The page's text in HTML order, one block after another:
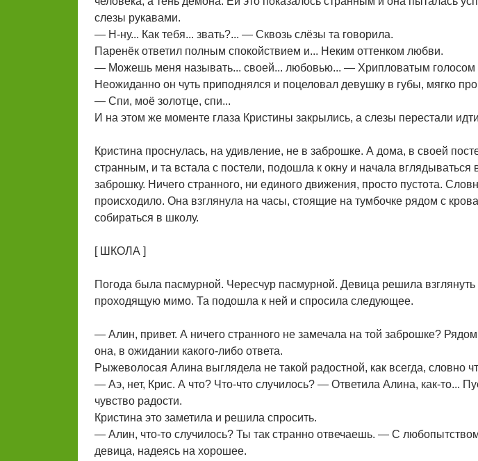
слезы рукавами.
— Н-ну... Как тебя... звать?... — Сквозь слёзы та говорила.
Паренёк ответил полным спокойствием и... Неким оттенком любви.
— Можешь меня называть... своей... любовью... — Хрипловатым голосом
Неожиданно он чуть приподнялся и поцеловал девушку в губы, мягко
— Спи, моё золотце, спи...
И на этом же моменте глаза Кристины закрылись, а слезы перестали
Кристина проснулась, на удивление, не в заброшке. А дома, в своей
странным, и та встала с постели, подошла к окну и начала вглядываться
заброшку. Ничего странного, ни единого движения, просто пустота.
происходило. Она взглянула на часы, стоящие на тумбочке рядом с
собираться в школу.
[ ШКОЛА ]
Погода была пасмурной. Чересчур пасмурной. Девица решила взглянуть
проходящую мимо. Та подошла к ней и спросила следующее.
— Алин, привет. А ничего странного не замечала на той заброшке?
она, в ожидании какого-либо ответа.
Рыжеволосая Алина выглядела не такой радостной, как всегда, словно
— Аэ, нет, Крис. А что? Что-что случилось? — Ответила Алина, как-то...
чувство радости.
Кристина это заметила и решила спросить.
— Алин, что-то случилось? Ты так странно отвечаешь. — С
девица, надеясь на хорошее.